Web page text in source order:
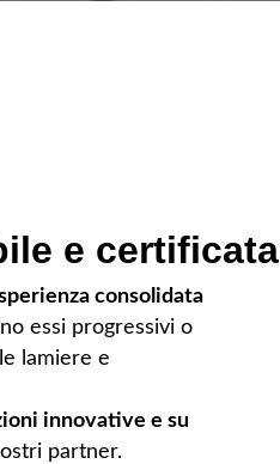
e certificata
consolidata
essi progressivi o
lamiere e
innovative e su
partner.